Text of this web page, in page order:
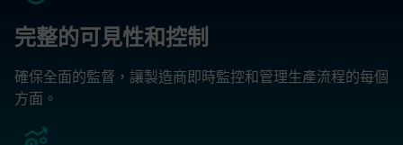
完整的可見性和控制
確保全面的監督，讓製造商即時監控和管理生產流程的每個
方面。